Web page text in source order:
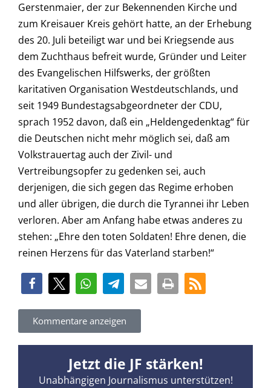
Gerstenmaier, der zur Bekennenden Kirche und
zum Kreisauer Kreis gehört hatte, an der Erhebung
des 20. Juli beteiligt war und bei Kriegsende aus
dem Zuchthaus befreit wurde, Gründer und Leiter
des Evangelischen Hilfswerks, der größten
karitativen Organisation Westdeutschlands, und
seit 1949 Bundestagsabgeordneter der CDU,
sprach 1952 davon, daß ein „Heldengedenktag“ für
die Deutschen nicht mehr möglich sei, daß am
Volkstrauertag auch der Zivil- und
Vertreibungsopfer zu gedenken sei, auch
derjenigen, die sich gegen das Regime erhoben
und aller übrigen, die durch die Tyrannei ihr Leben
verloren. Aber am Anfang habe etwas anderes zu
stehen: „Ehre den toten Soldaten! Ehre denen, die
reinen Herzens für das Vaterland starben!“
Kommentare anzeigen
Jetzt die JF stärken!
Unabhängigen Journalismus unterstützen!